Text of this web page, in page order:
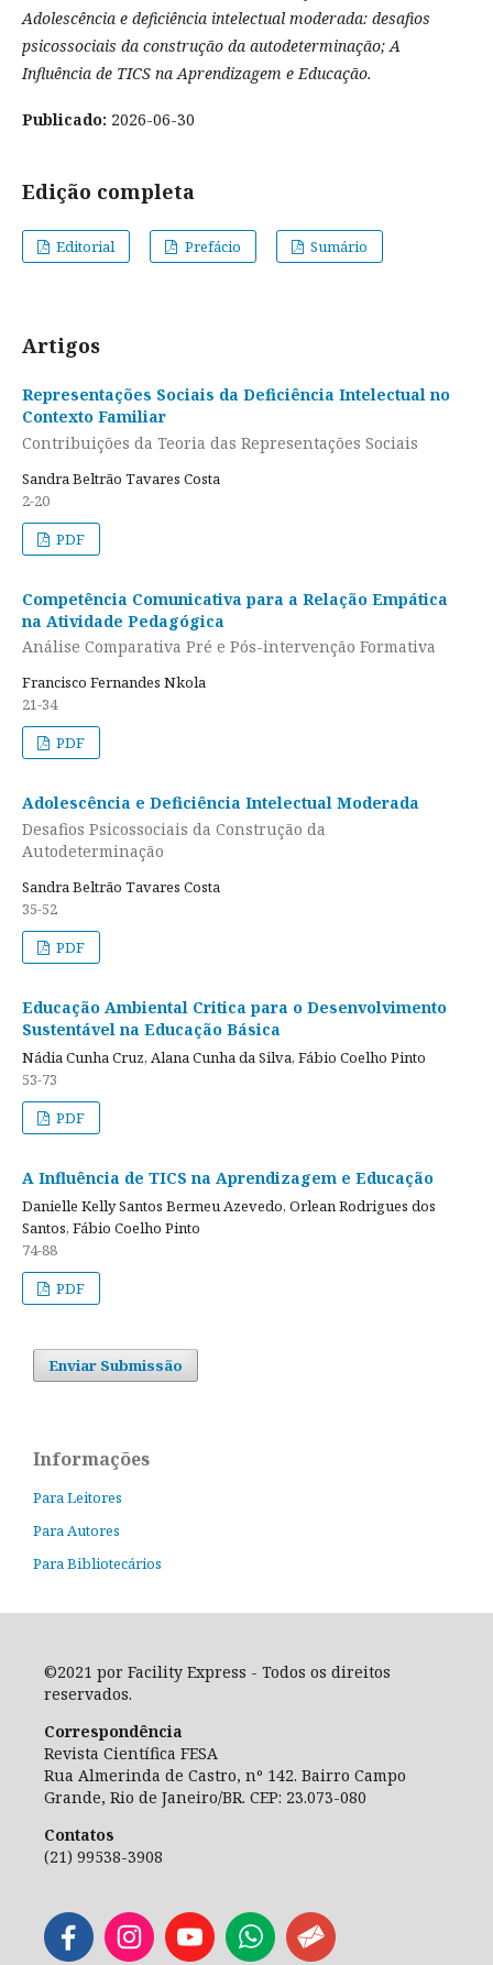
Adolescência e deficiência intelectual moderada: desafios
psicossociais da construção da autodeterminação; A
Influência de TICS na Aprendizagem e Educação.
Publicado: 2026-06-30
Edição completa
Editorial Prefácio Sumário
Artigos
Representações Sociais da Deficiência Intelectual no
Contexto Familiar
Contribuições da Teoria das Representações Sociais
Sandra Beltrão Tavares Costa
2-20
PDF
Competência Comunicativa para a Relação Empática
na Atividade Pedagógica
Análise Comparativa Pré e Pós-intervenção Formativa
Francisco Fernandes Nkola
21-34
PDF
Adolescência e Deficiência Intelectual Moderada
Desafios Psicossociais da Construção da
Autodeterminação
Sandra Beltrão Tavares Costa
35-52
PDF
Educação Ambiental Critica para o Desenvolvimento
Sustentável na Educação Básica
Nádia Cunha Cruz, Alana Cunha da Silva, Fábio Coelho Pinto
53-73
PDF
A Influência de TICS na Aprendizagem e Educação
Danielle Kelly Santos Bermeu Azevedo, Orlean Rodrigues dos
Santos, Fábio Coelho Pinto
74-88
PDF
Enviar Submissão
Informações
Para Leitores
Para Autores
Para Bibliotecários
©2021 por Facility Express - Todos os direitos
reservados.
Correspondência
Revista Científica FESA
Rua Almerinda de Castro, nº 142. Bairro Campo
Grande, Rio de Janeiro/BR. CEP: 23.073-080
Contatos
(21) 99538-3908